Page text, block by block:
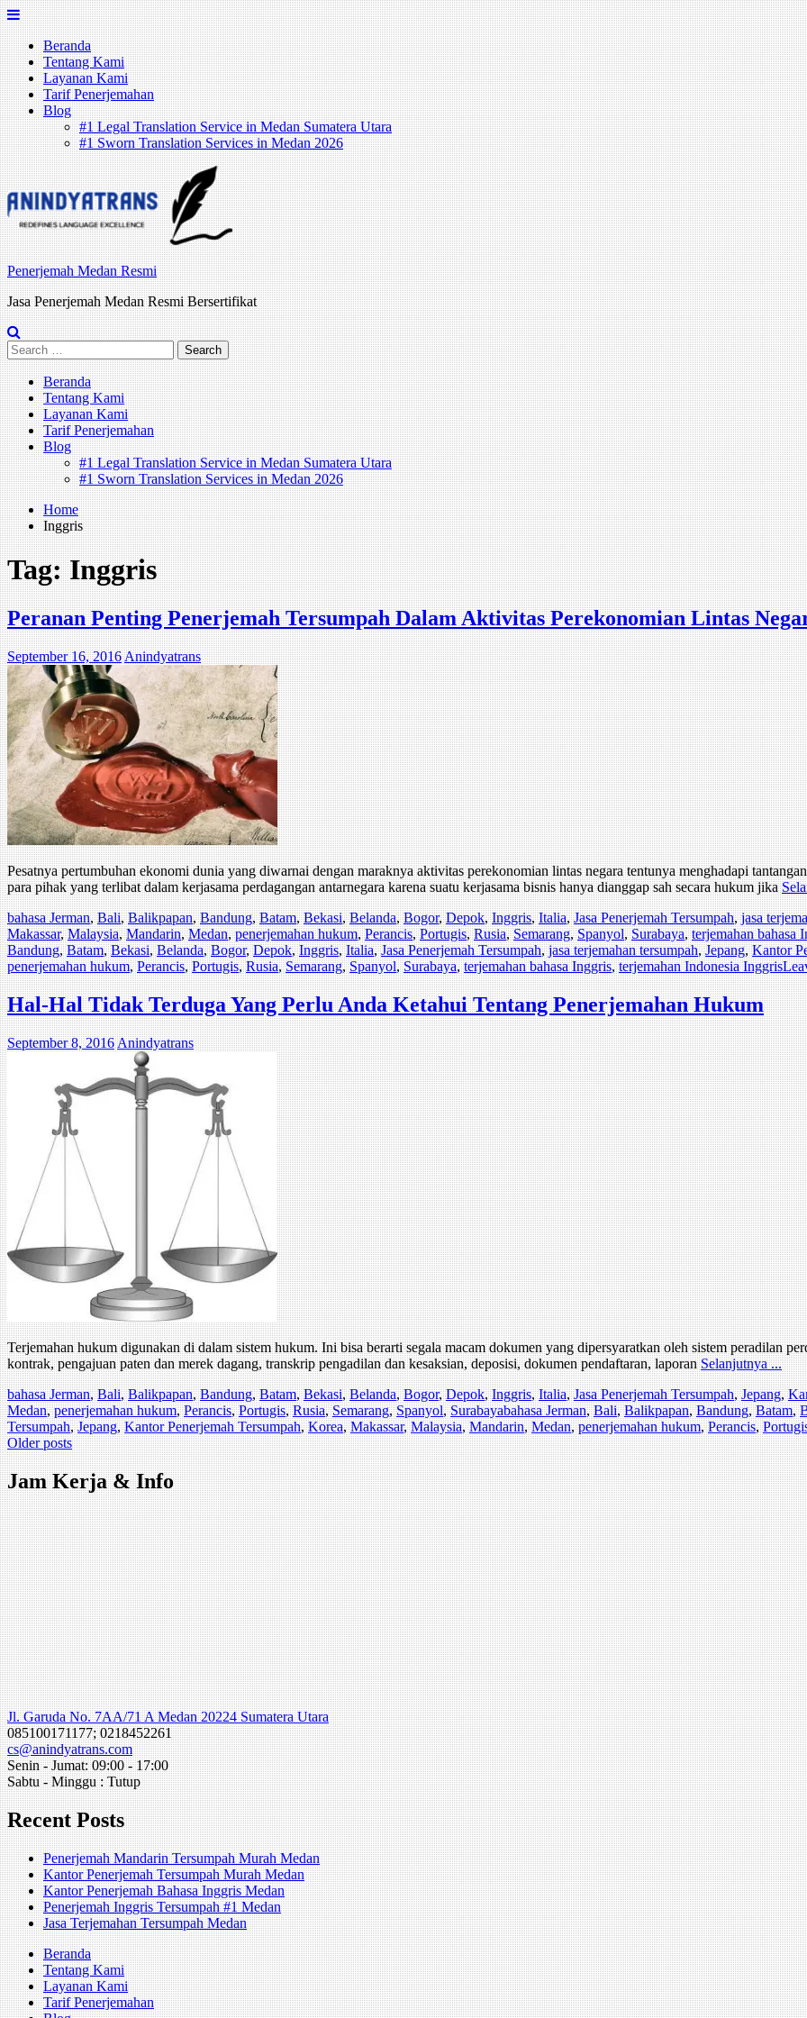
Skip
to
contentBeranda
Tentang Kami
Layanan Kami
Tarif Penerjemahan
Blog
#1 Legal Translation Service in Medan Sumatera Utara
#1 Sworn Translation Services in Medan 2026
Penerjemah Medan Resmi
Jasa Penerjemah Medan Resmi Bersertifikat
Search
for:
Beranda
Tentang Kami
Layanan Kami
Tarif Penerjemahan
Blog
#1 Legal Translation Service in Medan Sumatera Utara
#1 Sworn Translation Services in Medan 2026
Home
Inggris
Tag:Inggris
Peranan Penting Penerjemah Tersumpah Dalam Aktivitas Perekonomian Lintas
September 16, 2016Anindyatrans
Pesatnya pertumbuhan ekonomi dunia yang diwarnai dengan maraknya aktivitas perekonomian lintas negara tentunya menghadapi
para pihak yang terlibat dalam kerjasama perdagangan antarnegara karena suatu kerjasama bisnis hanya dianggap sah secara hukum jika
bahasa Jerman,Bali,Balikpapan,Bandung,Batam,Bekasi,Belanda,Bogor,Depok,Inggris,Italia,Jasa Penerjemah Tersumpah,jasa
Makassar,Malaysia,Mandarin,Medan,penerjemahan hukum,Perancis,Portugis,Rusia,Semarang,Spanyol,Surabaya,terjemahan bahasa
Bandung,Batam,Bekasi,Belanda,Bogor,Depok,Inggris,Italia,Jasa Penerjemah Tersumpah,jasa terjemahan tersumpah,Jepang,Kantor
penerjemahan hukum,Perancis,Portugis,Rusia,Semarang,Spanyol,Surabaya,terjemahan bahasa Inggris,terjemahan Indonesia Inggris
Hal-Hal Tidak Terduga Yang Perlu Anda Ketahui Tentang Penerjemahan Hukum
September 8, 2016Anindyatrans
Terjemahan hukum digunakan di dalam sistem hukum. Ini bisa berarti segala macam dokumen yang dipersyaratkan oleh sistem peradilan
kontrak, pengajuan paten dan merek dagang, transkrip pengadilan dan kesaksian, deposisi, dokumen pendaftaran, laporanSelanjutnya ...
bahasa Jerman,Bali,Balikpapan,Bandung,Batam,Bekasi,Belanda,Bogor,Depok,Inggris,Italia,Jasa Penerjemah Tersumpah,Jepang,
Medan,penerjemahan hukum,Perancis,Portugis,Rusia,Semarang,Spanyol,Surabayabahasa Jerman,Bali,Balikpapan,Bandung,Batam,
Tersumpah,Jepang,Kantor Penerjemah Tersumpah,Korea,Makassar,Malaysia,Mandarin,Medan,penerjemahan hukum,Perancis,
Posts
navigation
Older posts
Jam Kerja & Info
Jl. Garuda No. 7AA/71 A Medan 20224 Sumatera Utara
085100171177; 0218452261
cs@anindyatrans.com
Senin - Jumat: 09:00 - 17:00
Sabtu - Minggu : Tutup
Recent Posts
Penerjemah Mandarin Tersumpah Murah Medan
Kantor Penerjemah Tersumpah Murah Medan
Kantor Penerjemah Bahasa Inggris Medan
Penerjemah Inggris Tersumpah #1 Medan
Jasa Terjemahan Tersumpah Medan
Beranda
Tentang Kami
Layanan Kami
Tarif Penerjemahan